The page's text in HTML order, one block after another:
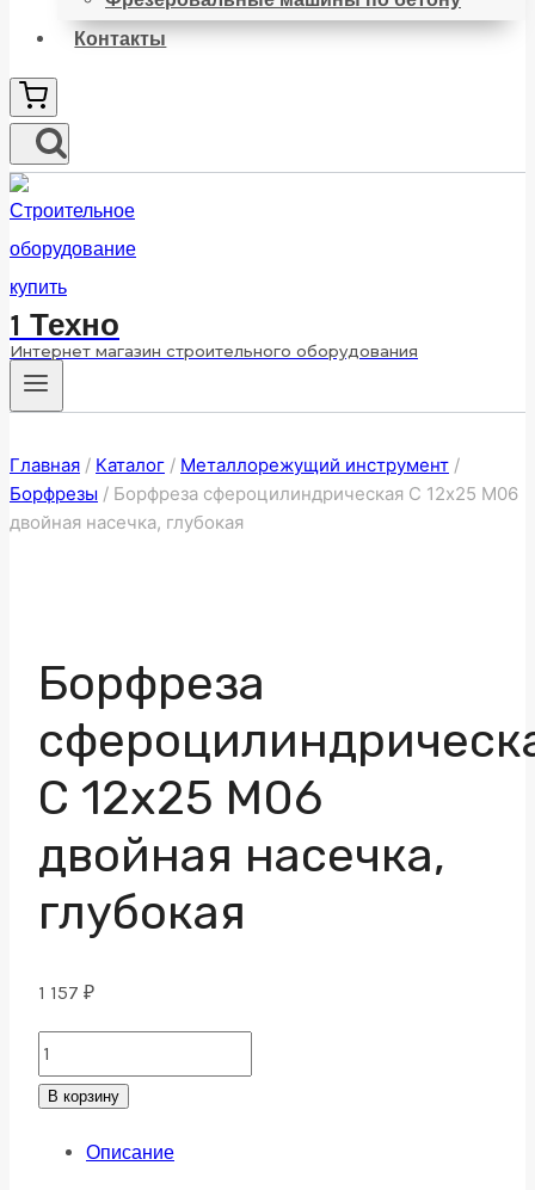
Контакты
1 Техно
Интернет магазин строительного оборудования
Главная / Каталог / Металлорежущий инструмент /
Борфрезы / Борфреза сфероцилиндрическая C 12х25 M06
двойная насечка, глубокая
Борфреза
C 12х25 M06
двойная насечка,
глубокая
1 157 ₽
Борфреза
сфероцилиндрическая
12х25
В корзину
Описание